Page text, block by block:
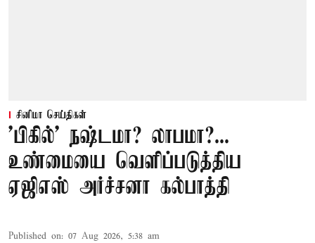
சினிமா செய்திகள்
'பிகில்' நஷ்டமா? லாபமா?...
உண்மையை வெளிப்படுத்திய
ஏஜிஎஸ் அர்ச்சனா கல்பாத்தி
Published on: 07 Aug 2026, 5:38 am